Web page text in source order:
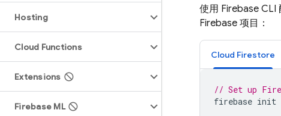
Hosting
Cloud Functions
Extensions
Firebase ML
使用 Firebase CLI
Firebase 项目：
Cloud Firestore
// Set up
firebase init